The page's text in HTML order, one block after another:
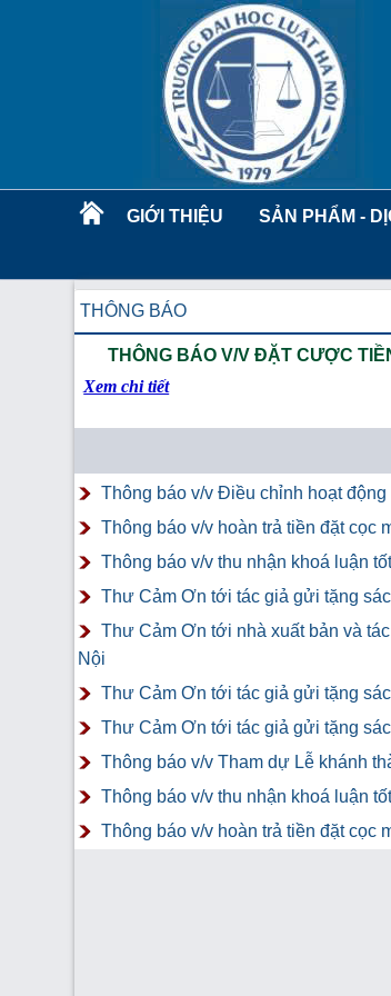
GIỚI THIỆU SẢN PHẨM -
THÔNG BÁO
THÔNG BÁO V/V ĐẶT CƯỢC
Xem chi tiết
Thông báo v/v Điều chỉnh hoạt
Thông báo v/v hoàn trả tiền đặt
Thông báo v/v thu nhận khoá luận
Thư Cảm Ơn tới tác giả gửi tặng
Thư Cảm Ơn tới nhà xuất bản và
Nội
Thư Cảm Ơn tới tác giả gửi tặng
Thư Cảm Ơn tới tác giả gửi tặng
Thông báo v/v Tham dự Lễ khánh
Thông báo v/v thu nhận khoá luận
Thông báo v/v hoàn trả tiền đặt